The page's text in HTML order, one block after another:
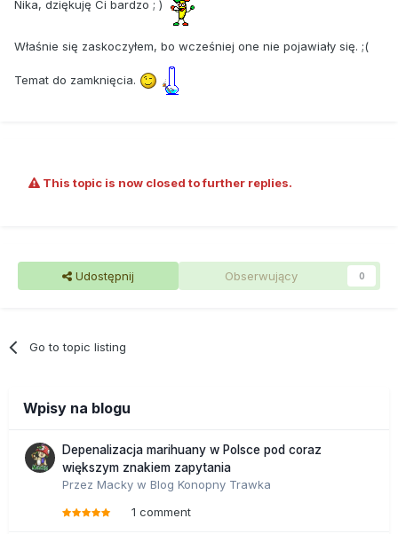
Nika, dziękuję Ci bardzo ; )
Właśnie się zaskoczyłem, bo wcześniej one nie pojawiały się. ;(
Temat do zamknięcia.
This topic is now closed to further replies.
Udostępnij Obserwujący 0
Go to topic listing
Wpisy na blogu
Depenalizacja marihuany w Polsce pod coraz
większym znakiem zapytania
Przez Macky w Blog Konopny Trawka
1 comment